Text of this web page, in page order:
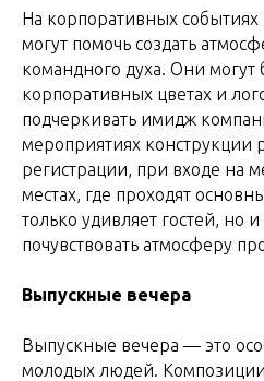
На корпоративных
могут помочь создать
командного духа. Они
корпоративных цветах и
подчеркивать имидж
мероприятиях конструкции
регистрации, при входе на
местах, где проходят
только удивляет гостей, но
почувствовать атмосферу
Выпускные вечера
Выпускные вечера — это
молодых людей.